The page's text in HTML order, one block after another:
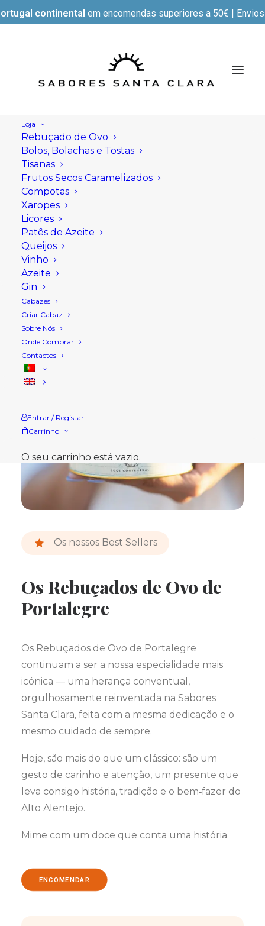
continental em encomendas superiores a 50€ |
Loja
Rebuçado de Ovo
Bolos, Bolachas e Tostas
Tisanas
Frutos Secos Caramelizados
Compotas
Xaropes
Licores
Patês de Azeite
Queijos
Vinho
Azeite
Gin
Cabazes
Criar Cabaz
Sobre Nós
Onde Comprar
Contactos
Entrar / Registar
Carrinho
O seu carrinho está vazio.
Os nossos Best Sellers
Os Rebuçados de Ovo de
Portalegre
Os Rebuçados de Ovo de Portalegre
continuam a ser a nossa especialidade mais
icónica — uma herança conventual,
orgulhosamente reinventada na Sabores
Santa Clara, feita com a mesma dedicação e o
mesmo cuidado de sempre.
Hoje, são mais do que um clássico: são um
gesto de carinho e atenção, um presente que
leva consigo história, tradição e o bem‑fazer do
Alto Alentejo.
Mime com um doce que conta uma história
ENCOMENDAR